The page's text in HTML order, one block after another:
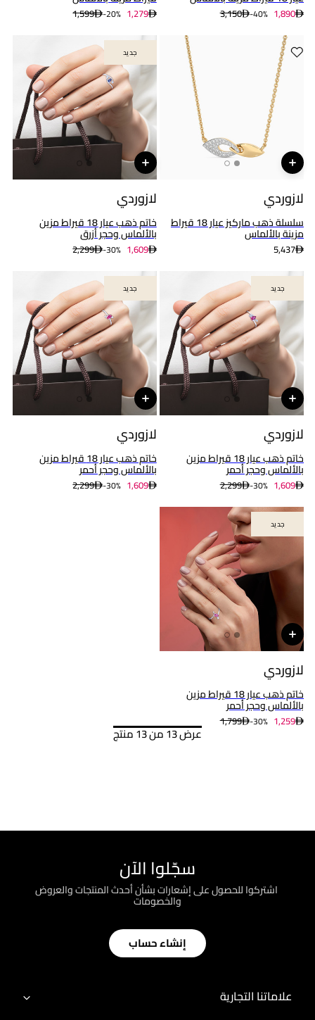
3,150 40%- 1,890
1,599 20%- 1,279
لازوردي
سلسلة ذهب ماركيز عيار 18 قيراط
مزينة بالألماس
5,437
جديد
جديد
لازوردي
خاتم ذهب عيار 18 قيراط مزين
بالألماس وحجر أزرق
2,299 30%- 1,609
جديد
جديد
لازوردي
خاتم ذهب عيار 18 قيراط مزين
بالألماس وحجر أحمر
2,299 30%- 1,609
جديد
جديد
لازوردي
خاتم ذهب عيار 18 قيراط مزين
بالألماس وحجر أحمر
2,299 30%- 1,609
جديد
جديد
لازوردي
خاتم ذهب عيار 18 قيراط مزين
بالألماس وحجر أحمر
1,799 30%- 1,259
عرض 13 من 13 منتج
سجّلوا الآن
؜ اشتركوا للحصول على إشعارات بشأن أحدث المنتجات والعروض
والخصومات
إنشاء حساب
علاماتنا التجارية